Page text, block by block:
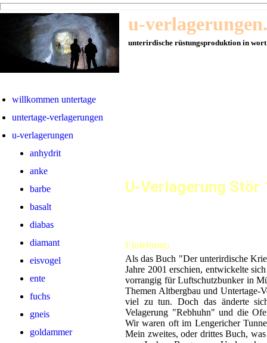
u-
unterirdische rüstungsproduktion in
willkommen untertage
untertage-verlagerungen
u-verlagerungen
anhydrit
anke
barbe
basalt
diabas
diamant
eisvogel
ente
fuchs
gneis
goldammer
U-Verlagerung Stör
Einleitung:
Als das Buch "Der unterirdische
Jahre 2001 erschien, entwickelte
vorrangig für Luftschutzbunker in
Themen Altbergbau und Untertage-
viel zu tun. Doch das änderte
Velagerung "Rebhuhn" und die
Wir waren oft im Lengericher
Mein zweites, oder drittes Buch,